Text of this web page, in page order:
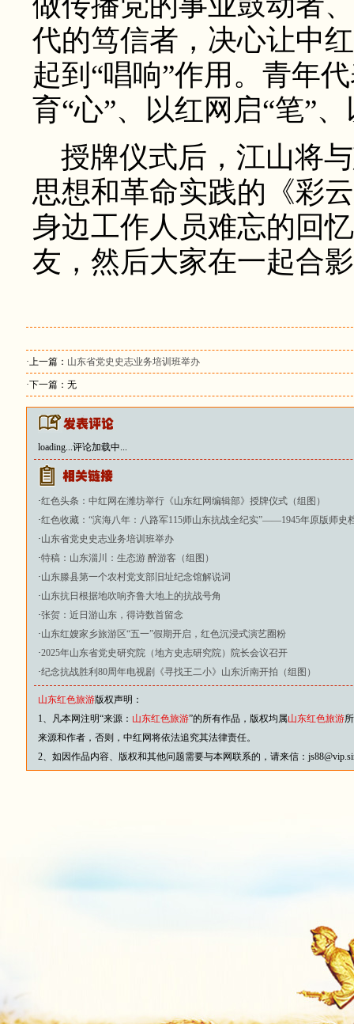
代的笃信者，决心让中
起到“唱响”作用。青年
育“心”、以红网启“笔”
授牌仪式后，江山将
思想和革命实践的《彩
身边工作人员难忘的回
友，然后大家在一起合
·上一篇： 山东省党史史志业务培训班举办
·下一篇：无
loading...评论加载中...
·红色头条：中红网在潍坊举行《山东红网编辑部》授牌仪式（组图）
·红色收藏：“滨海八年：八路军115师山东抗战全纪实”——1945年原版师史
·山东省党史史志业务培训班举办
·特稿：山东淄川：生态游 醉游客（组图）
·山东滕县第一个农村党支部旧址纪念馆解说词
·山东抗日根据地吹响齐鲁大地上的抗战号角
·张贺：近日游山东，得诗数首留念
·山东红嫂家乡旅游区“五一”假期开启，红色沉浸式演艺圈粉
·2025年山东省党史研究院（地方史志研究院）院长会议召开
·纪念抗战胜利80周年电视剧《寻找王二小》山东沂南开拍（组图）
山东红色旅游版权声明：
1、凡本网注明“来源： 山东红色旅游”的所有作品，版权均属山东红色旅游
来源和作者，否则，中红网将依法追究其法律责任。
2、如因作品内容、版权和其他问题需要与本网联系的，请来信：